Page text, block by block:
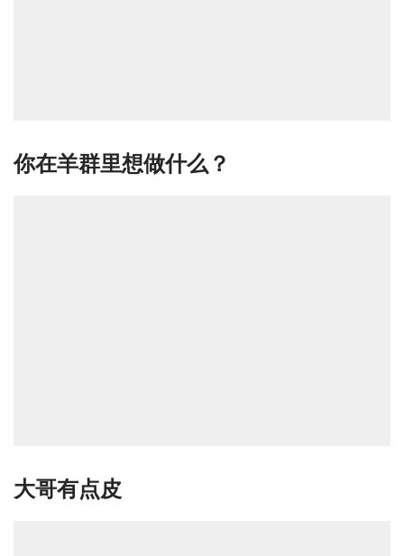
你在羊群里想做什么？
大哥有点皮